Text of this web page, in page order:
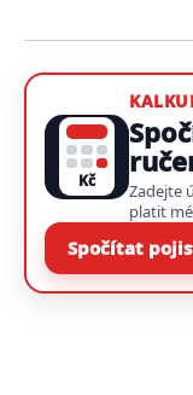
Kč
Zadejte
platit
Spočítat